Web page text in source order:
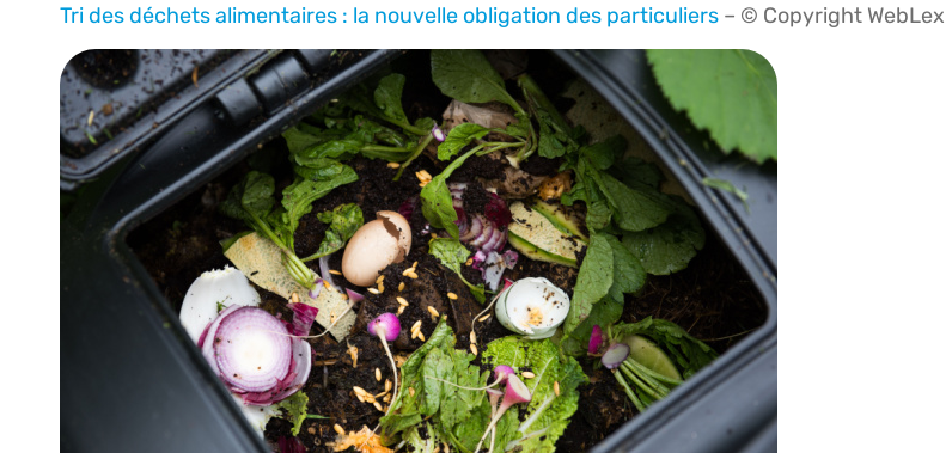
Tri des déchets alimentaires : la nouvelle obligation des particuliers – © Copyright WebLex